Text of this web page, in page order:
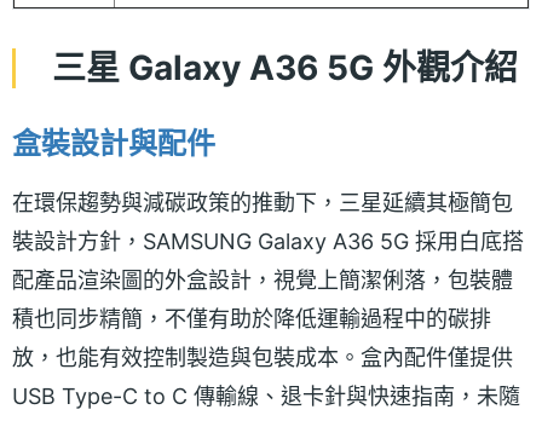
三星 Galaxy A36 5G 外觀介紹
盒裝設計與配件
在環保趨勢與減碳政策的推動下，三星延續其極簡包
裝設計方針，SAMSUNG Galaxy A36 5G 採用白底搭
配產品渲染圖的外盒設計，視覺上簡潔俐落，包裝體
積也同步精簡，不僅有助於降低運輸過程中的碳排
放，也能有效控制製造與包裝成本。盒內配件僅提供
USB Type-C to C 傳輸線、退卡針與快速指南，未隨